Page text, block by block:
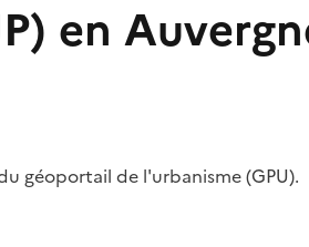
en
géoportail de l'urbanisme (GPU).